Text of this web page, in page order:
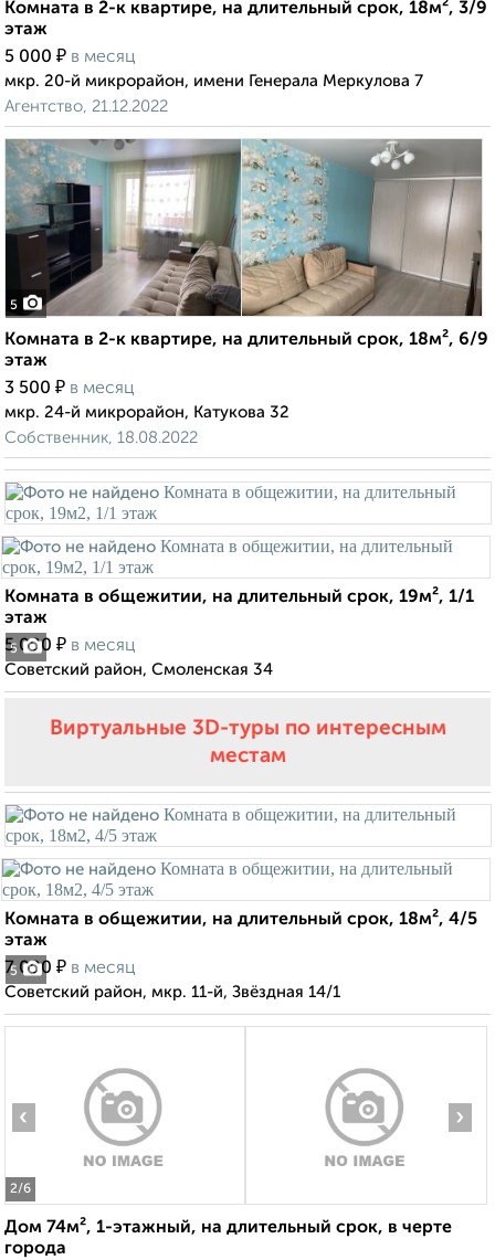
Комната в 2-к квартире, на длительный срок, 18м², 3/9
этаж
5 000 ₽ в месяц
мкр. 20-й микрорайон, имени Генерала Меркулова 7
Агентство, 21.12.2022
5
Комната в 2-к квартире, на длительный срок, 18м², 6/9
этаж
3 500 ₽ в месяц
мкр. 24-й микрорайон, Катукова 32
Собственник, 18.08.2022
5
Комната в общежитии, на длительный срок, 19м², 1/1
этаж
5 000 ₽ в месяц
Советский район, Смоленская 34
Виртуальные 3D-туры по интересным
местам
5
Комната в общежитии, на длительный срок, 18м², 4/5
этаж
7 000 ₽ в месяц
Советский район, мкр. 11-й, Звёздная 14/1
2/6
‹ ›
Дом 74м², 1-этажный, на длительный срок, в черте
города